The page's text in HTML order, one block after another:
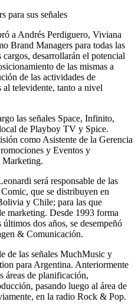
para sus señales
a Andrés Perdiguero, Viviana
Brand Managers para todas las
desarrollarán el potencial
de las mismas a
de las actividades de
televidente, tanto a nivel
las señales Space, Infinito,
de Playboy TV y Spice.
como Asistente de la Gerencia
y Eventos y
Marketing.
será responsable de las
que se distribuyen en
y Chile; para las que
marketing. Desde 1993 forma
dos años, se desempeñó
& Comunicación.
de las señales MuchMusic y
para Argentina. Anteriormente
áreas de planificación,
pasando luego al área de
en la radio Rock & Pop.